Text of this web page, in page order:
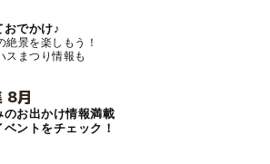
おでかけ♪
絶景を楽しもう！
スまつり情報も
8月
お出かけ情報満載
ントをチェック！